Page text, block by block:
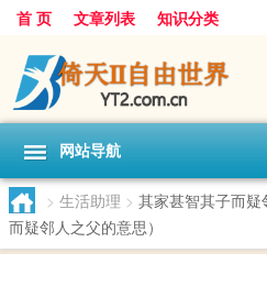
首 页 文章列表 知识分类
网站导航
> 生活助理 > 其家甚智其子而
而疑邻人之父的意思）